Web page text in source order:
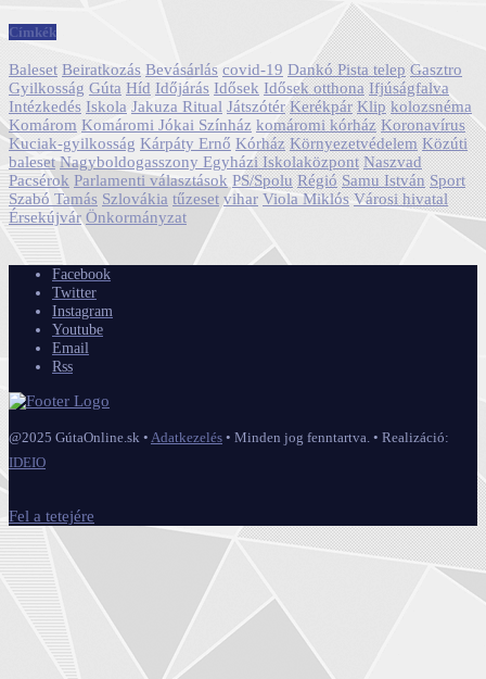
Címkék
Baleset Beiratkozás Bevásárlás covid-19 Dankó Pista telep Gasztro
Gyilkosság Gúta Híd Időjárás Idősek Idősek otthona Ifjúságfalva
Intézkedés Iskola Jakuza Ritual Játszótér Kerékpár Klip kolozsnéma
Komárom Komáromi Jókai Színház komáromi kórház Koronavírus
Kuciak-gyilkosság Kárpáty Ernő Kórház Környezetvédelem Közúti
baleset Nagyboldogasszony Egyházi Iskolaközpont Naszvad
Pacsérok Parlamenti választások PS/Spolu Régió Samu István Sport
Szabó Tamás Szlovákia tűzeset vihar Viola Miklós Városi hivatal
Érsekújvár Önkormányzat
Facebook
Twitter
Instagram
Youtube
Email
Rss
@2025 GútaOnline.sk • Adatkezelés • Minden jog fenntartva. • Realizáció:
IDEIO
Fel a tetejére